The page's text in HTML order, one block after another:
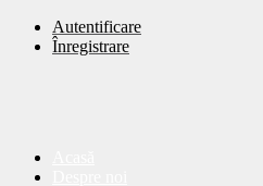
Autentificare
Înregistrare